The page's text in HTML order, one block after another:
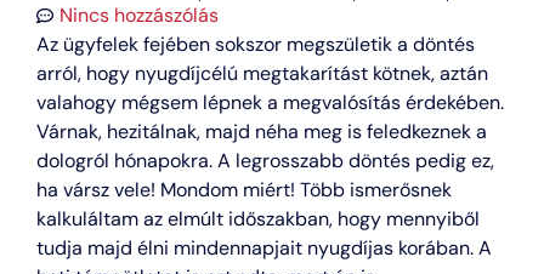
Nincs hozzászólás
Az ügyfelek fejében sokszor megszületik a döntés
arról, hogy nyugdíjcélú megtakarítást kötnek, aztán
valahogy mégsem lépnek a megvalósítás érdekében.
Várnak, hezitálnak, majd néha meg is feledkeznek a
dologról hónapokra. A legrosszabb döntés pedig ez,
ha vársz vele! Mondom miért! Több ismerősnek
kalkuláltam az elmúlt időszakban, hogy mennyiből
tudja majd élni mindennapjait nyugdíjas korában. A